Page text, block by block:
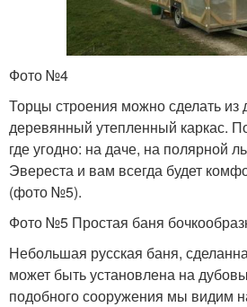
Фото №4
Торцы строения можно сделать из
деревянный утепленный каркас.
где угодно: на даче, на полярной
Эвереста и вам всегда будет
(фото №5).
Фото №5 Простая баня
Небольшая русская баня,
может быть установлена на
подобного сооружения мы видим